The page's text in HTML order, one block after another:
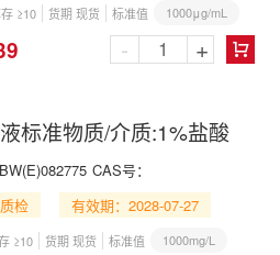
≥10 货期 现货 标准值 1000μg/mL

- +
标准物质/介质:1%盐酸
CAS号：
检
有效期：2028-07-27
≥10 货期 现货 标准值 1000mg/L